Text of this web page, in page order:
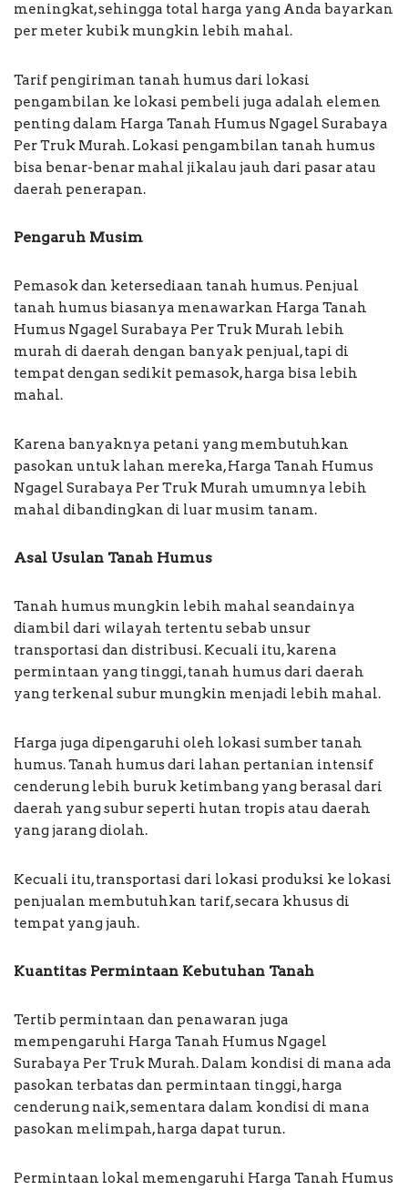
meningkat, sehingga total harga yang Anda bayarkan
per meter kubik mungkin lebih mahal.
Tarif pengiriman tanah humus dari lokasi
pengambilan ke lokasi pembeli juga adalah elemen
penting dalam Harga Tanah Humus Ngagel Surabaya
Per Truk Murah. Lokasi pengambilan tanah humus
bisa benar-benar mahal jikalau jauh dari pasar atau
daerah penerapan.
Pengaruh Musim
Pemasok dan ketersediaan tanah humus. Penjual
tanah humus biasanya menawarkan Harga Tanah
Humus Ngagel Surabaya Per Truk Murah lebih
murah di daerah dengan banyak penjual, tapi di
tempat dengan sedikit pemasok, harga bisa lebih
mahal.
Karena banyaknya petani yang membutuhkan
pasokan untuk lahan mereka, Harga Tanah Humus
Ngagel Surabaya Per Truk Murah umumnya lebih
mahal dibandingkan di luar musim tanam.
Asal Usulan Tanah Humus
Tanah humus mungkin lebih mahal seandainya
diambil dari wilayah tertentu sebab unsur
transportasi dan distribusi. Kecuali itu, karena
permintaan yang tinggi, tanah humus dari daerah
yang terkenal subur mungkin menjadi lebih mahal.
Harga juga dipengaruhi oleh lokasi sumber tanah
humus. Tanah humus dari lahan pertanian intensif
cenderung lebih buruk ketimbang yang berasal dari
daerah yang subur seperti hutan tropis atau daerah
yang jarang diolah.
Kecuali itu, transportasi dari lokasi produksi ke lokasi
penjualan membutuhkan tarif, secara khusus di
tempat yang jauh.
Kuantitas Permintaan Kebutuhan Tanah
Tertib permintaan dan penawaran juga
mempengaruhi Harga Tanah Humus Ngagel
Surabaya Per Truk Murah. Dalam kondisi di mana ada
pasokan terbatas dan permintaan tinggi, harga
cenderung naik, sementara dalam kondisi di mana
pasokan melimpah, harga dapat turun.
Permintaan lokal memengaruhi Harga Tanah Humus